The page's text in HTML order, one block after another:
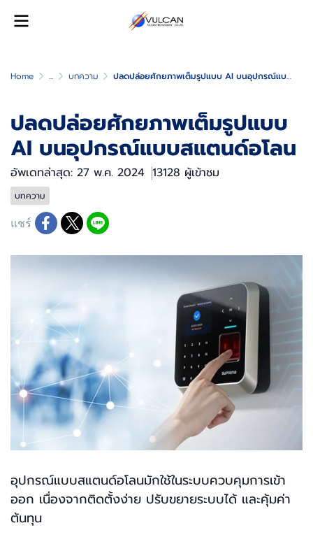
Home ... บทความ ปลดปล่อยศักยภาพเต็มรูปแบบ AI บนอุปกรณ์แบบสแตนด์อโลน
ปลดปล่อยศักยภาพเต็มรูปแบบ
AI บนอุปกรณ์แบบสแตนด์อโลน
อัพเดทล่าสุด: 27 พ.ค. 2024 13128 ผู้เข้าชม
บทความ
แชร์
อุปกรณ์แบบสแตนด์อโลนมักใช้ในระบบควบคุมการเข้า
ออก เนื่องจากติดตั้งง่าย ปรับขยายระบบได้ และคุ้มค่า
ต้นทุน